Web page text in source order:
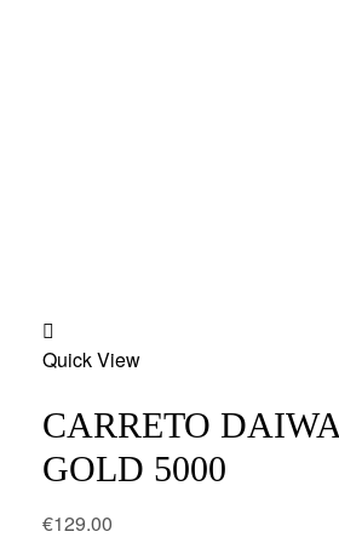
to
Quick View
CARRETO
GOLD 5000
€129.00